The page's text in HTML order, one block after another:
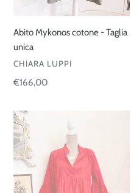
Abito Mykonos cotone - Taglia
unica
VENDOR
CHIARA LUPPI
Regular
€166,00
Abito
Mykonos
cotone
-
Taglia
unica